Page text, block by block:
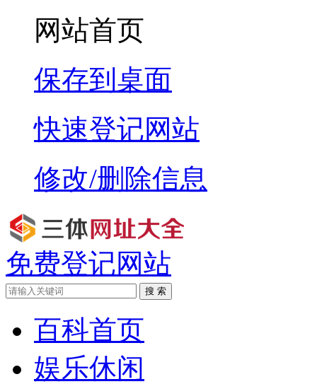
网站首页
保存到桌面
快速登记网站
修改/删除信息
免费登记网站
搜 索
百科首页
娱乐休闲